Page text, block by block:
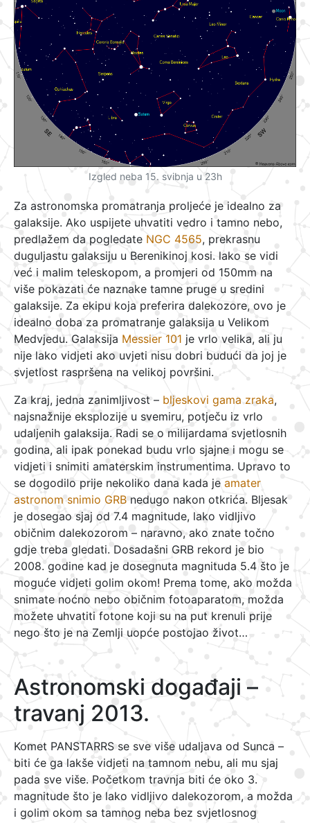
Izgled neba 15. svibnja u 23h
Za astronomska promatranja proljeće je idealno za
galaksije. Ako uspijete uhvatiti vedro i tamno nebo,
predlažem da pogledate NGC 4565, prekrasnu
duguljastu galaksiju u Berenikinoj kosi. lako se vidi
već i malim teleskopom, a promjeri od 150mm na
više pokazati će naznake tamne pruge u sredini
galaksije. Za ekipu koja preferira dalekozore, ovo je
idealno doba za promatranje galaksija u Velikom
Medvjedu. Galaksija Messier 101 je vrlo velika, ali ju
nije lako vidjeti ako uvjeti nisu dobri budući da joj je
svjetlost raspršena na velikoj površini.
Za kraj, jedna zanimljivost – bljeskovi gama zraka,
najsnažnije eksplozije u svemiru, potječu iz vrlo
udaljenih galaksija. Radi se o milijardama svjetlosnih
godina, ali ipak ponekad budu vrlo sjajne i mogu se
vidjeti i snimiti amaterskim instrumentima. Upravo to
se dogodilo prije nekoliko dana kada je amater
astronom snimio GRB nedugo nakon otkrića. Bljesak
je dosegao sjaj od 7.4 magnitude, lako vidljivo
običnim dalekozorom – naravno, ako znate točno
gdje treba gledati. Dosadašni GRB rekord je bio
2008. godine kad je dosegnuta magnituda 5.4 što je
moguće vidjeti golim okom! Prema tome, ako možda
snimate noćno nebo običnim fotoaparatom, možda
možete uhvatiti fotone koji su na put krenuli prije
nego što je na Zemlji uopće postojao život…
Astronomski događaji –
travanj 2013.
Komet PANSTARRS se sve više udaljava od Sunca –
biti će ga lakše vidjeti na tamnom nebu, ali mu sjaj
pada sve više. Početkom travnja biti će oko 3.
magnitude što je lako vidljivo dalekozorom, a možda
i golim okom sa tamnog neba bez svjetlosnog